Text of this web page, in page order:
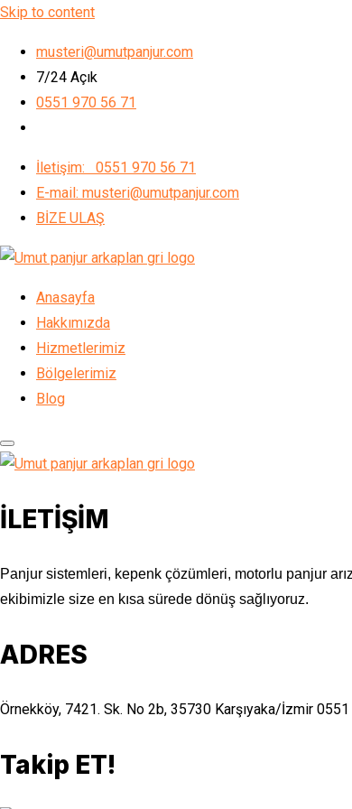
Skip to content
musteri@umutpanjur.com
7/24 Açık
0551 970 56 71
İletişim: 0551 970 56 71
E-mail: musteri@umutpanjur.com
BİZE ULAŞ
Anasayfa
Hakkımızda
Hizmetlerimiz
Bölgelerimiz
Blog
İLETİŞİM
Panjur sistemleri, kepenk çözümleri, motorlu panjur
ekibimizle size en kısa sürede dönüş sağlıyoruz.
ADRES
Örnekköy, 7421. Sk. No 2b, 35730 Karşıyaka/İzmir 0551
Takip ET!